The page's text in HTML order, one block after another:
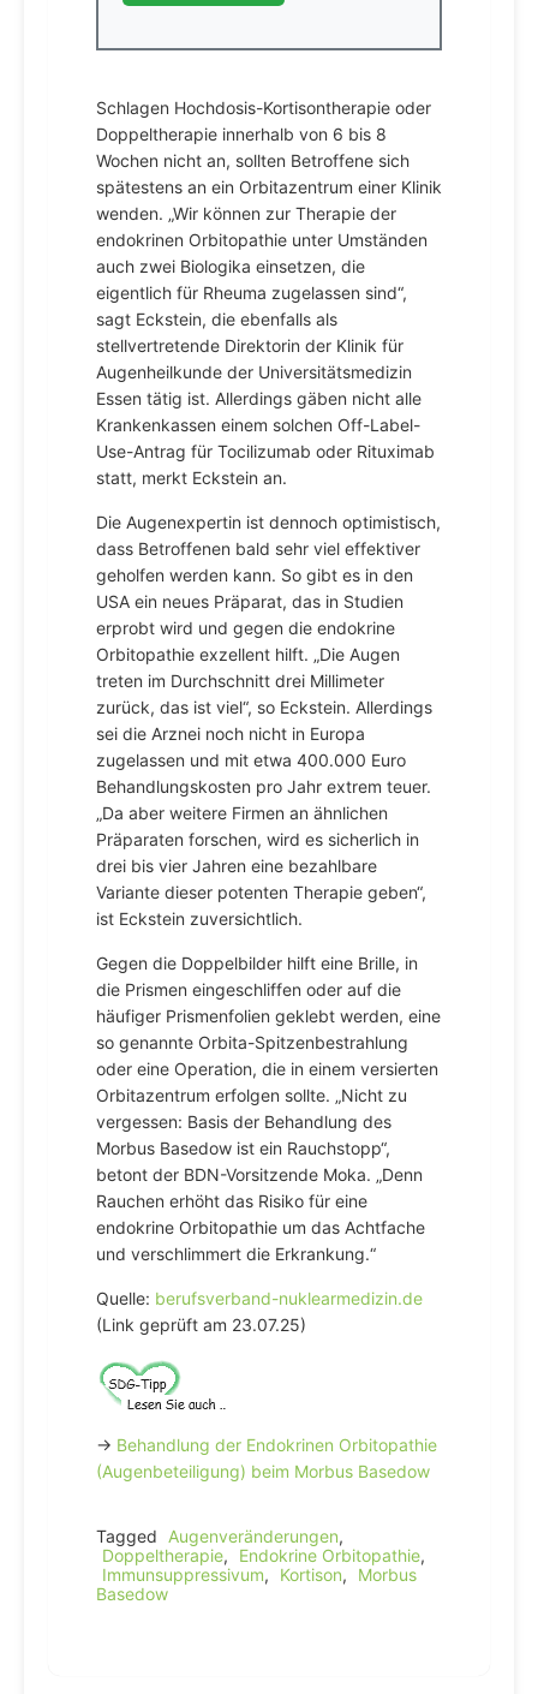
Schlagen Hochdosis-Kortisontherapie oder
Doppeltherapie innerhalb von 6 bis 8
Wochen nicht an, sollten Betroffene sich
spätestens an ein Orbitazentrum einer Klinik
wenden. „Wir können zur Therapie der
endokrinen Orbitopathie unter Umständen
auch zwei Biologika einsetzen, die
eigentlich für Rheuma zugelassen sind“,
sagt Eckstein, die ebenfalls als
stellvertretende Direktorin der Klinik für
Augenheilkunde der Universitätsmedizin
Essen tätig ist. Allerdings gäben nicht alle
Krankenkassen einem solchen Off-Label-
Use-Antrag für Tocilizumab oder Rituximab
statt, merkt Eckstein an.
Die Augenexpertin ist dennoch optimistisch,
dass Betroffenen bald sehr viel effektiver
geholfen werden kann. So gibt es in den
USA ein neues Präparat, das in Studien
erprobt wird und gegen die endokrine
Orbitopathie exzellent hilft. „Die Augen
treten im Durchschnitt drei Millimeter
zurück, das ist viel“, so Eckstein. Allerdings
sei die Arznei noch nicht in Europa
zugelassen und mit etwa 400.000 Euro
Behandlungskosten pro Jahr extrem teuer.
„Da aber weitere Firmen an ähnlichen
Präparaten forschen, wird es sicherlich in
drei bis vier Jahren eine bezahlbare
Variante dieser potenten Therapie geben“,
ist Eckstein zuversichtlich.
Gegen die Doppelbilder hilft eine Brille, in
die Prismen eingeschliffen oder auf die
häufiger Prismenfolien geklebt werden, eine
so genannte Orbita-Spitzenbestrahlung
oder eine Operation, die in einem versierten
Orbitazentrum erfolgen sollte. „Nicht zu
vergessen: Basis der Behandlung des
Morbus Basedow ist ein Rauchstopp“,
betont der BDN-Vorsitzende Moka. „Denn
Rauchen erhöht das Risiko für eine
endokrine Orbitopathie um das Achtfache
und verschlimmert die Erkrankung.“
Quelle: berufsverband-nuklearmedizin.de
(Link geprüft am 23.07.25)
→ Behandlung der Endokrinen Orbitopathie
(Augenbeteiligung) beim Morbus Basedow
Tagged Augenveränderungen,
Doppeltherapie, Endokrine Orbitopathie,
Immunsuppressivum, Kortison,
Morbus
Basedow